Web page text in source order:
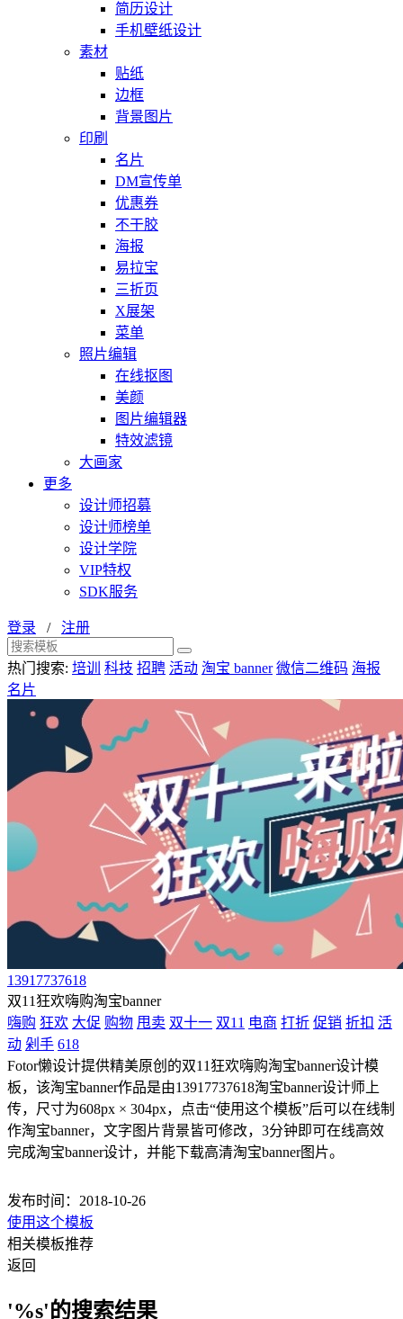
简历设计
手机壁纸设计
素材
贴纸
边框
背景图片
印刷
名片
DM宣传单
优惠券
不干胶
海报
易拉宝
三折页
X展架
菜单
照片编辑
在线抠图
美颜
图片编辑器
特效滤镜
大画家
更多
设计师招募
设计师榜单
设计学院
VIP特权
SDK服务
登录 / 注册
热门搜索: 培训 科技 招聘 活动 淘宝 banner 微信二维码 海报
名片
13917737618
双11狂欢嗨购淘宝banner
嗨购 狂欢 大促 购物 甩卖 双十一 双11 电商 打折 促销 折扣 活
动 剁手 618
Fotor懒设计提供精美原创的双11狂欢嗨购淘宝banner设计模
板，该淘宝banner作品是由13917737618淘宝banner设计师上
传，尺寸为608px × 304px，点击“使用这个模板”后可以在线制
作淘宝banner，文字图片背景皆可修改，3分钟即可在线高效
完成淘宝banner设计，并能下载高清淘宝banner图片。
发布时间：2018-10-26
使用这个模板
相关模板推荐
返回
'%s'的搜索结果